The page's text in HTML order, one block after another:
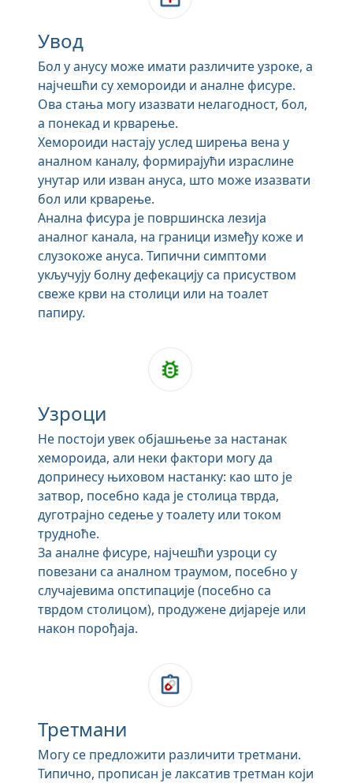
Увод
Бол у анусу може имати различите узроке, а
најчешћи су хемороиди и аналне фисуре.
Ова стања могу изазвати нелагодност, бол,
а понекад и крварење.
Хемороиди настају услед ширења вена у
аналном каналу, формирајући израслине
унутар или изван ануса, што може изазвати
бол или крварење.
Анална фисура је површинска лезија
аналног канала, на граници између коже и
слузокоже ануса. Типични симптоми
укључују болну дефекацију са присуством
свеже крви на столици или на тоалет
папиру.
Узроци
Не постоји увек објашњење за настанак
хемороида, али неки фактори могу да
допринесу њиховом настанку: као што је
затвор, посебно када је столица тврда,
дуготрајно седење у тоалету или током
трудноће.
За аналне фисуре, најчешћи узроци су
повезани са аналном траумом, посебно у
случајевима опстипације (посебно са
тврдом столицом), продужене дијареје или
након порођаја.
Третмани
Могу се предложити различити третмани.
Типично, прописан је лаксатив третман који